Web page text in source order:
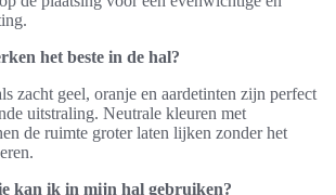
het beste in de hal?
zacht geel, oranje en aardetinten zijn perfect
uitstraling. Neutrale kleuren met
de ruimte groter laten lijken zonder het
kan ik in mijn hal gebruiken?